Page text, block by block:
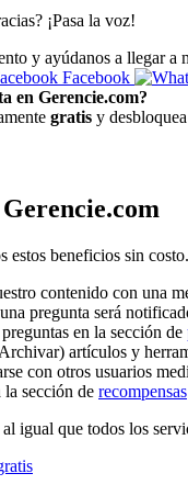
¡Pasa la voz!
y ayúdanos a llegar a
Facebook
en Gerencie.com?
gratis y
estos beneficios sin costo.
contenido con una
pregunta será
en la sección de
artículos y
con otros usuarios
la sección de recompensas
igual que todos los